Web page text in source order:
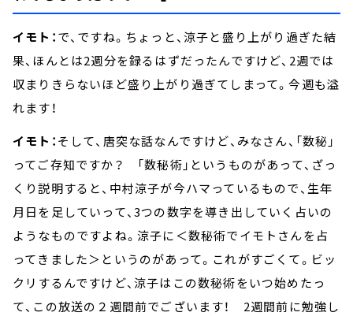
イモト：で、ですね。ちょっと、涼子と盛り上がり過ぎた結
果、ほんとは2週分を録るはずだったんですけど、2週では
収まりきらないほど盛り上がり過ぎてしまって。今週も溢
れます！
イモト：そして、唐突な話なんですけど、みなさん、「数秘」
ってご存知ですか？ 「数秘術」というものがあって、ざっ
くり説明すると、中村涼子が今ハマっているもので、生年
月日を足していって、3つの数字を導き出していく占いの
ようなものですよね。涼子に＜数秘術でイモトさんを占
ってきました＞というのがあって。これがすごくて。ビッ
クリするんですけど、涼子はこの数秘術をいつ始めたっ
て、この放送の２週間前でございます！ 2週間前に勉強し